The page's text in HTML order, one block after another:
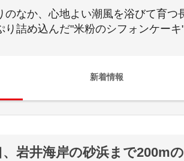
のなか、心地よい潮風を浴びて育
り詰め込んだ"米粉のシフォンケー
新着情報
岩井海岸の砂浜まで200m